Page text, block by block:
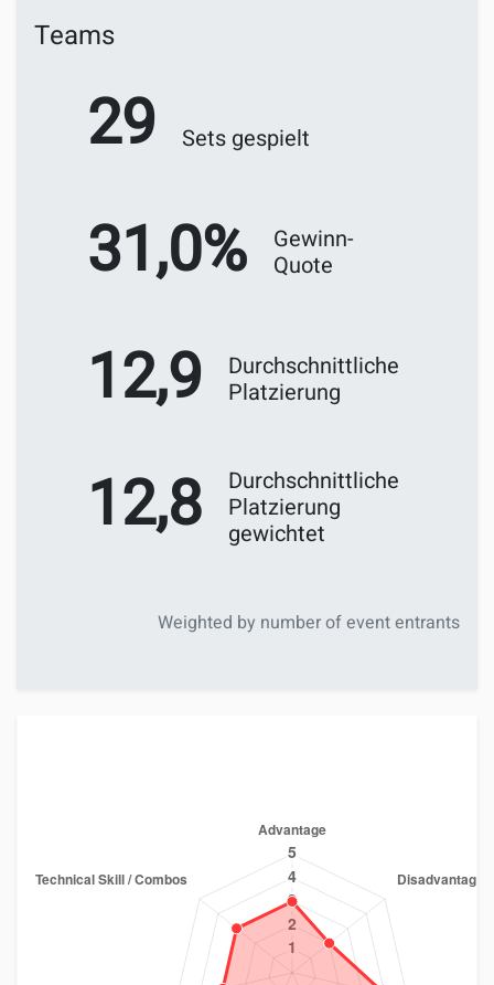
Teams
29 Sets gespielt
31,0%
Gewinn-
Quote
12,9
Durchschnittliche
Platzierung
12,8
Durchschnittliche
Platzierung
gewichtet
Weighted by number of event entrants